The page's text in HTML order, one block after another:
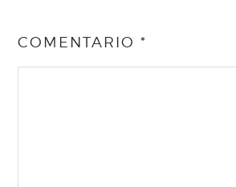
COMENTARIO*